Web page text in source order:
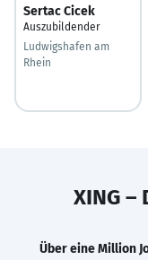
Sertac Cicek
Auszubildender
Ludwigshafen am
Rhein
XING –
Über eine Million